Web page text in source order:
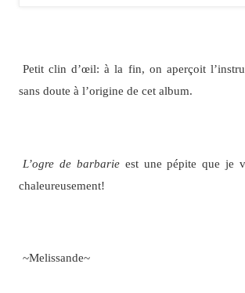
Petit clin d’œil: à la fin, on aperçoit
sans doute à l’origine de cet album.
L’ogre de barbarieest une pépite que je
chaleureusement!
~Melissande~